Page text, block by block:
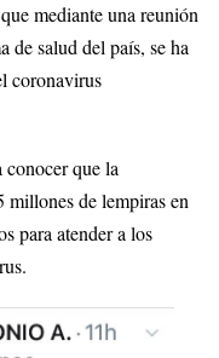
mediante una reunión
de salud del país, se ha
coronavirus
que la
de lempiras en
para atender a los